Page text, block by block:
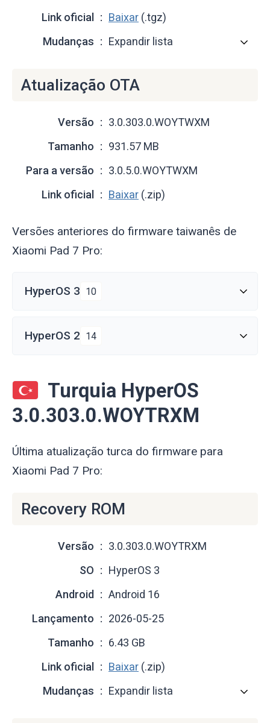
Link oficial
Baixar (.tgz)
Mudanças
Expandir lista
Atualização OTA
Versão
3.0.303.0.WOYTWXM
Tamanho
931.57 MB
Para a versão
3.0.5.0.WOYTWXM
Link oficial
Baixar (.zip)
Versões anteriores do firmware taiwanês de
Xiaomi Pad 7 Pro:
HyperOS 3 10
HyperOS 2 14
Turquia HyperOS
3.0.303.0.WOYTRXM
Última atualização turca do firmware para
Xiaomi Pad 7 Pro:
Recovery ROM
Versão
3.0.303.0.WOYTRXM
SO
HyperOS 3
Android
Android 16
Lançamento
2026-05-25
Tamanho
6.43 GB
Link oficial
Baixar (.zip)
Mudanças
Expandir lista